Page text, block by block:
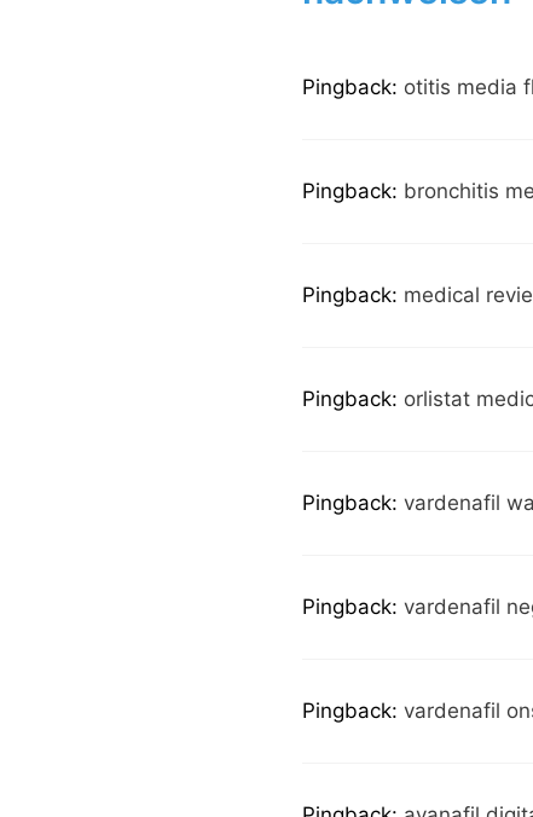
Pingback: otitis media
Pingback: bronchitis
Pingback: medical
Pingback: orlistat
Pingback: vardenafil
Pingback: vardenafil
Pingback: vardenafil